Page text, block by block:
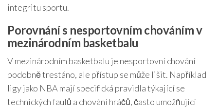
integritu sportu.
Porovnání s nesportovním chováním v
mezinárodním basketbalu
V mezinárodním basketbalu je nesportovní chování
podobně trestáno, ale přístup se může lišit. Například
ligy jako NBA mají specifická pravidla týkající se
technických faulů a chování hráčů, často umožňující